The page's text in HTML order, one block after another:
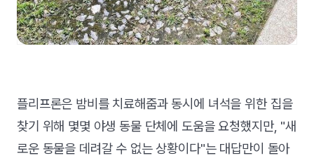
플리프론은 밤비를 치료해줌과 동시에 녀석을 위한 집을
찾기 위해 몇몇 야생 동물 단체에 도움을 요청했지만, "새
로운 동물을 데려갈 수 없는 상황이다"는 대답만이 돌아